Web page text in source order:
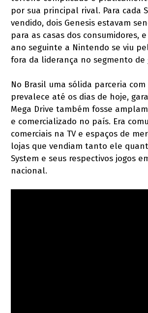
por sua principal rival. Para cada
vendido, dois Genesis estavam
para as casas dos consumidores,
ano seguinte a Nintendo se viu
fora da liderança no segmento de
No Brasil uma sólida parceria com
prevalece até os dias de hoje,
Mega Drive também fosse
e comercializado no país. Era
comerciais na TV e espaços de
lojas que vendiam tanto ele
System e seus respectivos jogos
nacional.